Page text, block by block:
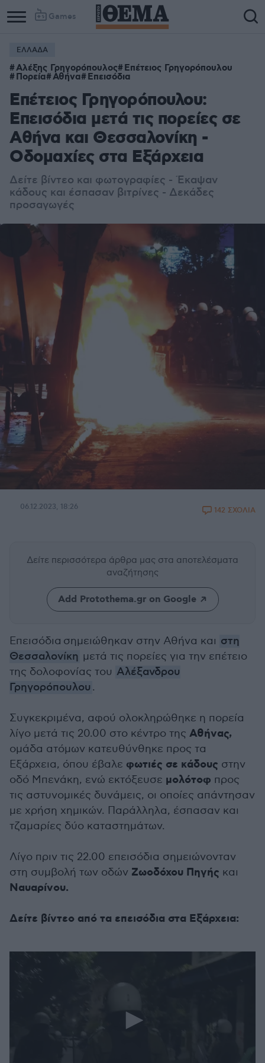
Games
ΕΛΛΑΔΑ
Αλέξης Γρηγορόπουλος Επέτειος Γρηγορόπουλου
Πορεία Αθήνα Επεισόδια
Επέτειος Γρηγορόπουλου:
Επεισόδια μετά τις πορείες σε
Αθήνα και Θεσσαλονίκη -
Οδομαχίες στα Εξάρχεια
Δείτε βίντεο και φωτογραφίες - Έκαψαν
κάδους και έσπασαν βιτρίνες - Δεκάδες
προσαγωγές
06.12.2023, 18:26 142 ΣΧΟΛΙΑ
Δείτε περισσότερα άρθρα μας στα αποτελέσματα
αναζήτησης
Add Protothema.gr on Google
Επεισόδια σημειώθηκαν στην Αθήνα και στη
Θεσσαλονίκη μετά τις πορείες για την επέτειο
της δολοφονίας του Αλέξανδρου
Γρηγορόπουλου .
Συγκεκριμένα, αφού ολοκληρώθηκε η πορεία
λίγο μετά τις 20.00 στο κέντρο της Αθήνας,
ομάδα ατόμων κατευθύνθηκε προς τα
Εξάρχεια, όπου έβαλε φωτιές σε κάδους στην
οδό Μπενάκη, ενώ εκτόξευσε μολότοφ προς
τις αστυνομικές δυνάμεις, οι οποίες απάντησαν
με χρήση χημικών. Παράλληλα, έσπασαν και
τζαμαρίες δύο καταστημάτων.
Λίγο πριν τις 22.00 επεισόδια σημειώνονταν
στη συμβολή των οδών Ζωοδόχου Πηγής και
Ναυαρίνου.
Δείτε βίντεο από τα επεισόδια στα Εξάρχεια: